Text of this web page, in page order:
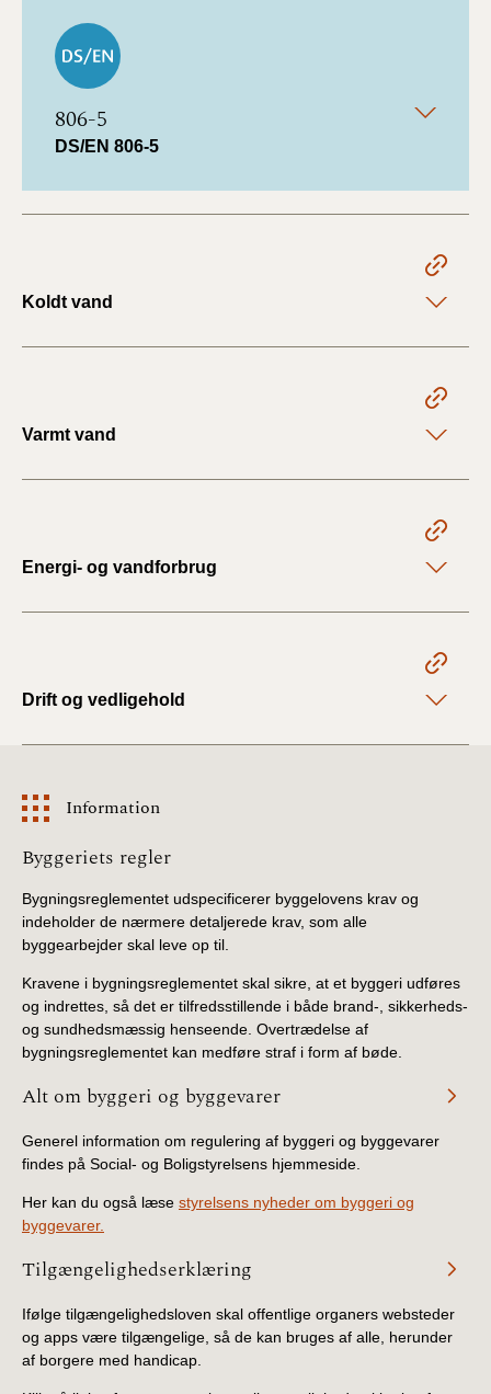
806-5
DS/EN 806-5
Koldt vand
Varmt vand
Energi- og vandforbrug
Drift og vedligehold
Information
Information
Byggeriets regler
Bygningsreglementet udspecificerer byggelovens krav og
indeholder de nærmere detaljerede krav, som alle
byggearbejder skal leve op til.
Kravene i bygningsreglementet skal sikre, at et byggeri udføres
og indrettes, så det er tilfredsstillende i både brand-, sikkerheds-
og sundhedsmæssig henseende. Overtrædelse af
bygningsreglementet kan medføre straf i form af bøde.
Alt om byggeri og byggevarer
Generel information om regulering af byggeri og byggevarer
findes på Social- og Boligstyrelsens hjemmeside.
Her kan du også læse styrelsens nyheder om byggeri og
byggevarer.
Tilgængelighedserklæring
Ifølge tilgængelighedsloven skal offentlige organers websteder
og apps være tilgængelige, så de kan bruges af alle, herunder
af borgere med handicap.